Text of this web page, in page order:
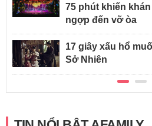
75 phút khiến
ngợp đến vỡ òa
17 giây xấu hổ
Sở Nhiên